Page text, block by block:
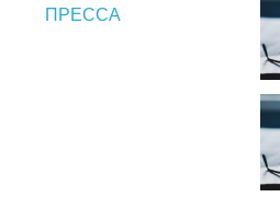
ПРЕССА